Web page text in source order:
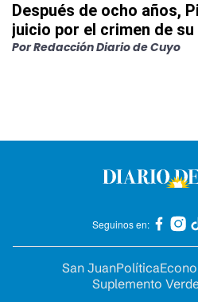
Después de ocho años,
juicio por el crimen de su
PorRedacción Diario de Cuyo
Seguinos en:
San JuanPolítica
Suplemento